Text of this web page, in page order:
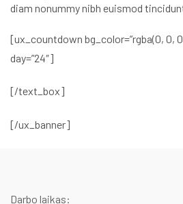
diam nonummy nibh euismod
[ux_countdown bg_color=”rgba(0, 0, 0,
day=”24″]
[/text_box]
[/ux_banner]
Darbo laikas: